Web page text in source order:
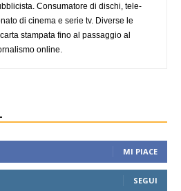
Consumatore di dischi, tele-
di cinema e serie tv. Diverse le
stampata fino al passaggio al
online.
MI PIACE
SEGUI